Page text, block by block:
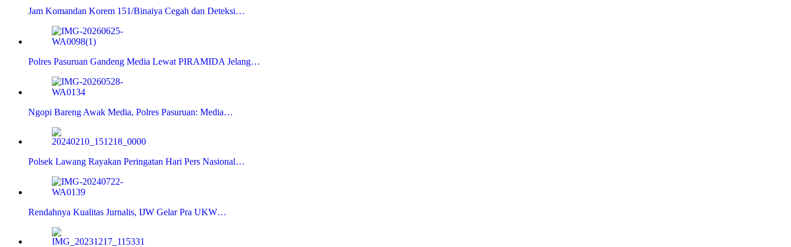
Jam Komandan Korem 151/Binaiya Cegah dan Deteksi…
Polres Pasuruan Gandeng Media Lewat PIRAMIDA Jelang…
Ngopi Bareng Awak Media, Polres Pasuruan: Media…
Polsek Lawang Rayakan Peringatan Hari Pers Nasional…
Rendahnya Kualitas Jurnalis, IJW Gelar Pra UKW…